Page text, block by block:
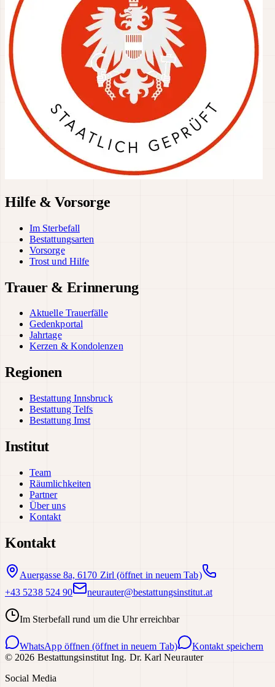
Hilfe & Vorsorge
Im Sterbefall
Bestattungsarten
Vorsorge
Trost und Hilfe
Trauer & Erinnerung
Aktuelle Trauerfälle
Gedenkportal
Jahrtage
Kerzen & Kondolenzen
Regionen
Bestattung Innsbruck
Bestattung Telfs
Bestattung Imst
Institut
Team
Räumlichkeiten
Partner
Über uns
Kontakt
Kontakt
Auergasse 8a, 6170 Zirl (öffnet in neuem Tab)
+43 5238 524 90
neurauter@bestattungsinstitut.at
Im Sterbefall rund um die Uhr erreichbar
WhatsApp öffnen (öffnet in neuem Tab)
Kontakt speichern
© 2026 Bestattungsinstitut Ing. Dr. Karl Neurauter
Social Media